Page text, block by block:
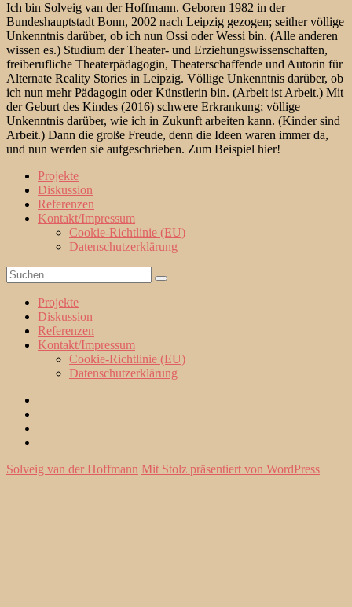
Ich bin Solveig van der Hoffmann. Geboren 1982 in der
Bundeshauptstadt Bonn, 2002 nach Leipzig gezogen; seither völlige
Unkenntnis darüber, ob ich nun Ossi oder Wessi bin. (Alle anderen
wissen es.) Studium der Theater- und Erziehungswissenschaften,
freiberufliche Theaterpädagogin, Theaterschaffende und Autorin für
Alternate Reality Stories in Leipzig. Völlige Unkenntnis darüber, ob
ich nun mehr Pädagogin oder Künstlerin bin. (Arbeit ist Arbeit.) Mit
der Geburt des Kindes (2016) schwere Erkrankung; völlige
Unkenntnis darüber, wie ich in Zukunft arbeiten kann. (Kinder sind
Arbeit.) Dann die große Freude, denn die Ideen waren immer da,
und nun werden sie aufgeschrieben. Zum Beispiel hier!
Projekte
Diskussion
Referenzen
Kontakt/Impressum
Cookie-Richtlinie (EU)
Datenschutzerklärung
Suche
nach:
Suchen
Projekte
Diskussion
Referenzen
Kontakt/Impressum
Cookie-Richtlinie (EU)
Datenschutzerklärung
Solveig van der Hoffmann Mit Stolz präsentiert von WordPress